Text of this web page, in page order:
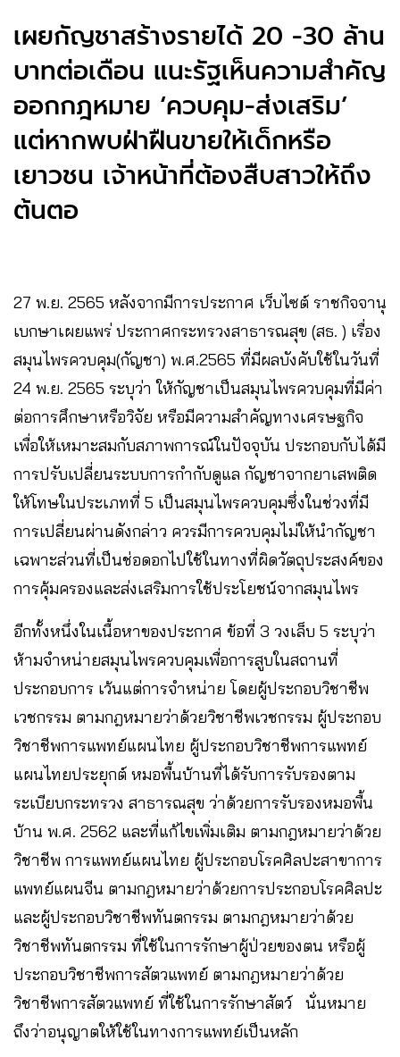
เผยกัญชาสร้างรายได้ 20 -30 ล้าน
บาทต่อเดือน แนะรัฐเห็นความสำคัญ
ออกกฎหมาย ‘ควบคุม-ส่งเสริม’
แต่หากพบฝ่าฝืนขายให้เด็กหรือ
เยาวชน เจ้าหน้าที่ต้องสืบสาวให้ถึง
ต้นตอ
27 พ.ย. 2565 หลังจากมีการประกาศ เว็บไซต์ ราชกิจจานุ
เบกษาเผยแพร่ ประกาศกระทรวงสาธารณสุข (สธ. ) เรื่อง
สมุนไพรควบคุม(กัญชา) พ.ศ.2565 ที่มีผลบังคับใช้ในวันที่
24 พ.ย. 2565 ระบุว่า ให้กัญชาเป็นสมุนไพรควบคุมที่มีค่า
ต่อการศึกษาหรือวิจัย หรือมีความสำคัญทางเศรษฐกิจ
เพื่อให้เหมาะสมกับสภาพการณ์ในปัจจุบัน ประกอบกับได้มี
การปรับเปลี่ยนระบบการกำกับดูแล กัญชาจากยาเสพติด
ให้โทษในประเภทที่ 5 เป็นสมุนไพรควบคุมซึ่งในช่วงที่มี
การเปลี่ยนผ่านดังกล่าว ควรมีการควบคุมไม่ให้นำกัญชา
เฉพาะส่วนที่เป็นช่อดอกไปใช้ในทางที่ผิดวัตถุประสงค์ของ
การคุ้มครองและส่งเสริมการใช้ประโยชน์จากสมุนไพร
อีกทั้งหนึ่งในเนื้อหาของประกาศ ข้อที่ 3 วงเล็บ 5 ระบุว่า
ห้ามจําหน่ายสมุนไพรควบคุมเพื่อการสูบในสถานที่
ประกอบการ เว้นแต่การจําหน่าย โดยผู้ประกอบวิชาชีพ
เวชกรรม ตามกฎหมายว่าด้วยวิชาชีพเวชกรรม ผู้ประกอบ
วิชาชีพการแพทย์แผนไทย ผู้ประกอบวิชาชีพการแพทย์
แผนไทยประยุกต์ หมอพื้นบ้านที่ได้รับการรับรองตาม
ระเบียบกระทรวง สาธารณสุข ว่าด้วยการรับรองหมอพื้น
บ้าน พ.ศ. 2562 และที่แก้ไขเพิ่มเติม ตามกฎหมายว่าด้วย
วิชาชีพ การแพทย์แผนไทย ผู้ประกอบโรคศิลปะสาขาการ
แพทย์แผนจีน ตามกฎหมายว่าด้วยการประกอบโรคศิลปะ
และผู้ประกอบวิชาชีพทันตกรรม ตามกฎหมายว่าด้วย
วิชาชีพทันตกรรม ที่ใช้ในการรักษาผู้ป่วยของตน หรือผู้
ประกอบวิชาชีพการสัตวแพทย์ ตามกฎหมายว่าด้วย
วิชาชีพการสัตวแพทย์ ที่ใช้ในการรักษาสัตว์ นั่นหมาย
ถึงว่าอนุญาตให้ใช้ในทางการแพทย์เป็นหลัก